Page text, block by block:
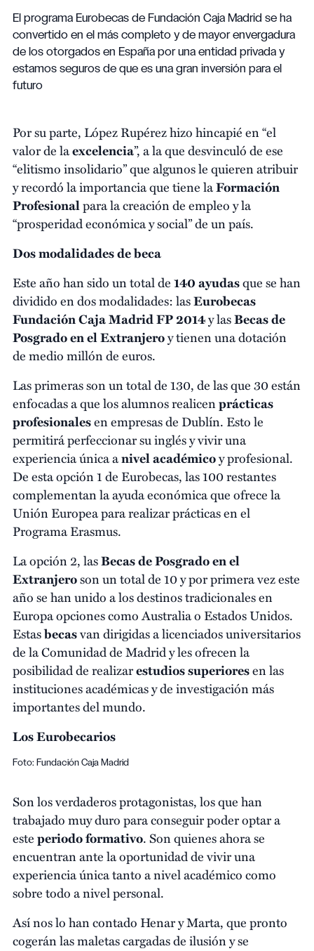
El programa Eurobecas de Fundación Caja Madrid se ha
convertido en el más completo y de mayor envergadura
de los otorgados en España por una entidad privada y
estamos seguros de que es una gran inversión para el
futuro
Por su parte, López Rupérez hizo hincapié en “el
valor de laexcelencia”, a la que desvinculó de ese
“elitismo insolidario” que algunos le quieren atribuir
y recordó la importancia que tiene laFormación
Profesionalpara la creación de empleo y la
“prosperidad económica y social” de un país.
Dos modalidades de beca
Este año han sido un total de140 ayudasque se han
dividido en dos modalidades: lasEurobecas
Fundación Caja Madrid FP 2014y lasBecas de
Posgrado en el Extranjeroy tienen una dotación
de medio millón de euros.
Las primeras son un total de 130, de las que 30 están
enfocadas a que los alumnos realicenprácticas
profesionalesen empresas de Dublín. Esto le
permitirá perfeccionar su inglés y vivir una
experiencia única anivel académicoy profesional.
De esta opción 1 de Eurobecas, las 100 restantes
complementan la ayuda económica que ofrece la
Unión Europea para realizar prácticas en el
Programa Erasmus.
La opción 2, lasBecas de Posgrado en el
Extranjeroson un total de 10 y por primera vez este
año se han unido a los destinos tradicionales en
Europa opciones como Australia o Estados Unidos.
Estasbecasvan dirigidas a licenciados universitarios
de la Comunidad de Madrid y les ofrecen la
posibilidad de realizarestudios superioresen las
instituciones académicas y de investigación más
importantes del mundo.
Los Eurobecarios
Foto: Fundación Caja Madrid
Son los verdaderos protagonistas, los que han
trabajado muy duro para conseguir poder optar a
esteperiodo formativo. Son quienes ahora se
encuentran ante la oportunidad de vivir una
experiencia única tanto a nivel académico como
sobre todo a nivel personal.
Así nos lo han contado Henar y Marta, que pronto
cogerán las maletas cargadas de ilusión y se